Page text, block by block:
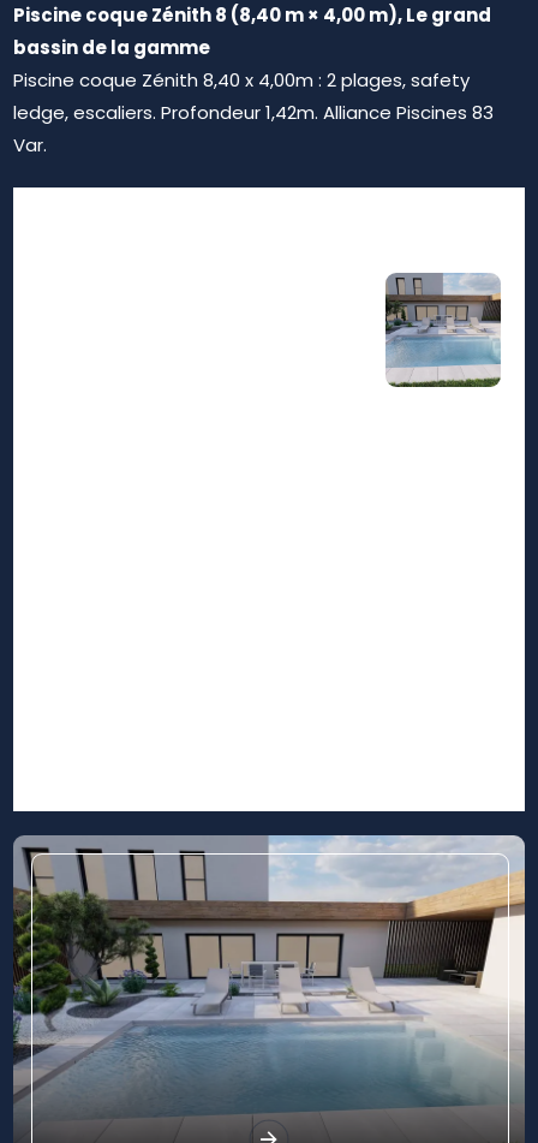
Piscine coque Zénith 8 (8,40 m × 4,00 m), Le grand
bassin de la gamme
Piscine coque Zénith 8,40 x 4,00m : 2 plages, safety
ledge, escaliers. Profondeur 1,42m. Alliance Piscines 83
Var.